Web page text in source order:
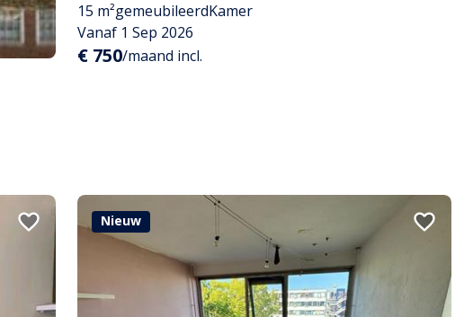
15 m²gemeubileerdKamer
Vanaf 1 Sep 2026
€ 750/maand incl.
Nieuw